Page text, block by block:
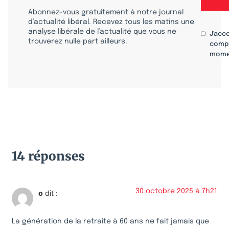
Abonnez-vous gratuitement à notre journal
d’actualité libéral. Recevez tous les matins une
analyse libérale de l’actualité que vous ne
trouverez nulle part ailleurs.
14 réponses
o dit : 30 octobre 2025 à 7h21
La génération de la retraite à 60 ans ne fait jamais que